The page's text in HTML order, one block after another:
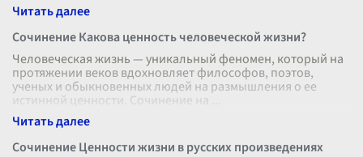
Сочинение Какова ценность человеческой жизни?
Человеческая жизнь — уникальный феномен, который на
протяжении веков вдохновляет философов, поэтов,
ученых и обыкновенных людей на размышления о ее
истинной ценности. Сочинение на
Сочинение Ценности жизни в русских произведениях